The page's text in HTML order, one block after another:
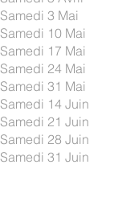
Samedi 3 Mai
Samedi 10 Mai
Samedi 17 Mai
Samedi 24 Mai
Samedi 31 Mai
Samedi 14 Juin
Samedi 21 Juin
Samedi 28 Juin
Samedi 31 Juin